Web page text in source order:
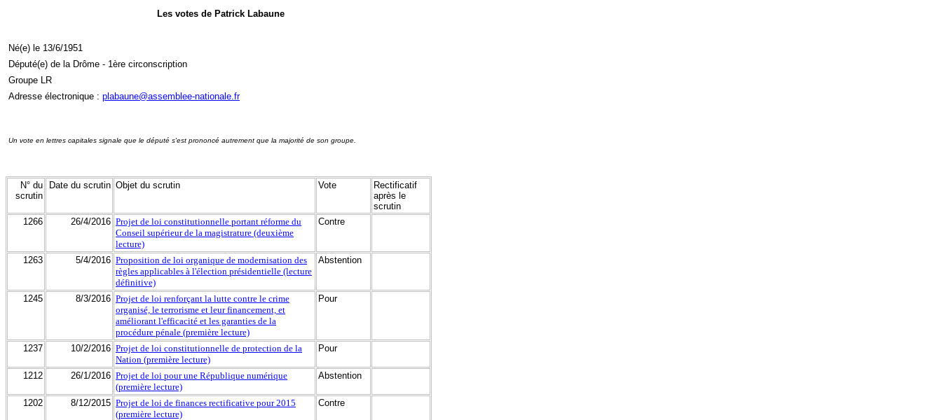
Les votes de Patrick Labaune
Né(e) le 13/6/1951
Député(e) de la Drôme - 1ère circonscription
Groupe LR
Adresse électronique : plabaune@assemblee-nationale.fr
Un vote en lettres capitales signale que le député s'est prononcé autrement que la majorité de son groupe.
N° du
scrutin
Date du scrutin Objet du scrutin Vote
Rectificatif
après le
scrutin
1266
26/4/2016 Projet de loi constitutionnelle portant réforme du
Conseil supérieur de la magistrature (deuxième
lecture)
Contre
1263 5/4/2016 Proposition de loi organique de modernisation des
règles applicables à l'élection présidentielle (lecture
définitive)
Abstention
1245 8/3/2016 Projet de loi renforçant la lutte contre le crime
organisé, le terrorisme et leur financement, et
améliorant l'efficacité et les garanties de la
procédure pénale (première lecture)
Pour
1237 10/2/2016 Projet de loi constitutionnelle de protection de la
Nation (première lecture)
Pour
1212 26/1/2016 Projet de loi pour une République numérique
(première lecture)
Abstention
1202 8/12/2015 Projet de loi de finances rectificative pour 2015
(première lecture)
Contre